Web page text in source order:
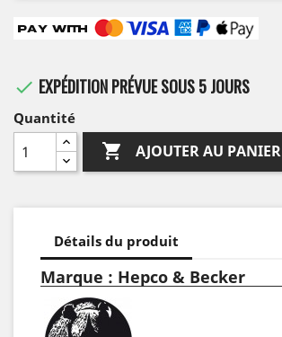
 EXPÉDITION PRÉVUE SOUS 5 JOURS
Quantité
 AJOUTER AU PANIER
Détails du produit
Marque : Hepco & Becker